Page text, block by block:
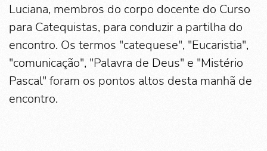
Luciana, membros do corpo docente do Curso
para Catequistas, para conduzir a partilha do
encontro. Os termos "catequese", "Eucaristia",
"comunicação", "Palavra de Deus" e "Mistério
Pascal" foram os pontos altos desta manhã de
encontro.